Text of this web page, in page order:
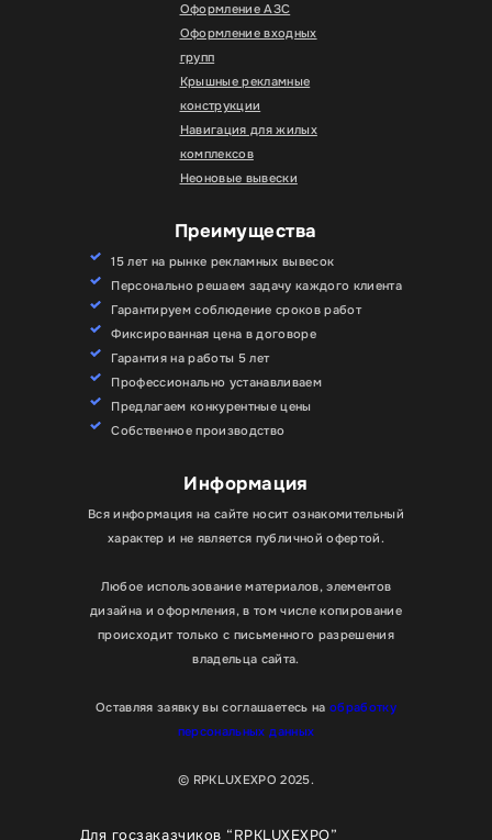
Оформление АЗС
Оформление входных
групп
Крышные рекламные
конструкции
Навигация для жилых
комплексов
Неоновые вывески
Преимущества
15 лет на рынке рекламных вывесок
Персонально решаем задачу каждого клиента
Гарантируем соблюдение сроков работ
Фиксированная цена в договоре
Гарантия на работы 5 лет
Профессионально устанавливаем
Предлагаем конкурентные цены
Собственное производство
Информация
Вся информация на сайте носит ознакомительный
характер и не является публичной офертой.
Любое использование материалов, элементов
дизайна и оформления, в том числе копирование
происходит только с письменного разрешения
владельца сайта.
Оставляя заявку вы соглашаетесь на обработку
персональных данных
© RPKLUXEXPO 2025.
Для госзаказчиков “RPKLUXEXPO”